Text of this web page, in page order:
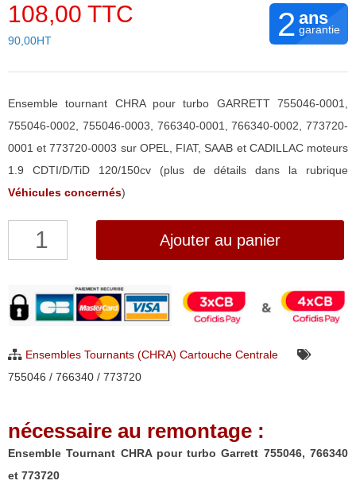
108,00 TTC
90,00HT 2 ans
garantie
Ensemble tournant CHRA pour turbo GARRETT 755046-0001,
755046-0002, 755046-0003, 766340-0001, 766340-0002, 773720-
0001 et 773720-0003 sur OPEL, FIAT, SAAB et CADILLAC moteurs
1.9 CDTI/D/TiD 120/150cv (plus de détails dans la rubrique
Véhicules concernés)
quantité
Tournant
CHRA
turbo
766340
et
773720
Ajouter au panier
Ensembles Tournants (CHRA) Cartouche Centrale
755046 / 766340 / 773720
nécessaire au remontage :
Ensemble Tournant CHRA pour turbo Garrett 755046, 766340
et 773720